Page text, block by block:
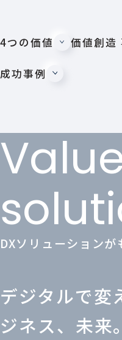
4つの価値 価値創造
成功事例
DXソリューション
デジタルで変
ジネス、未来。